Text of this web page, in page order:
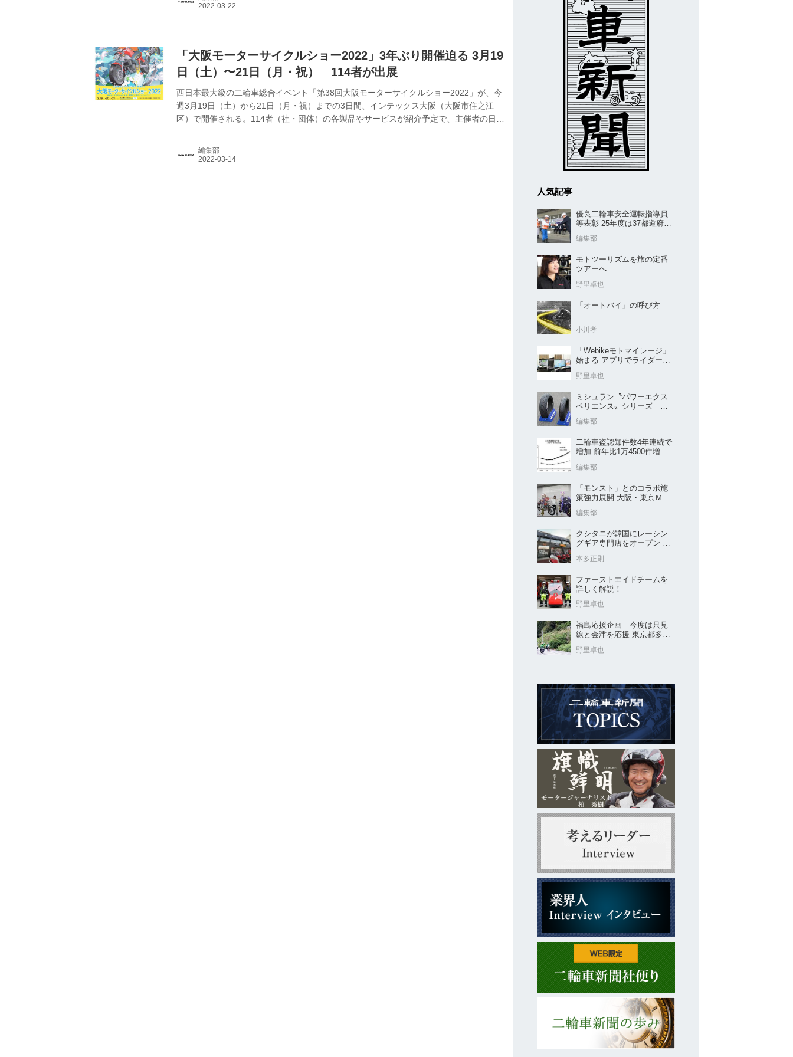
一日を堪能。翌週開催予定の東京モーターサイクルショーへの弾みとなる内容となっ
「大阪モーターサイクルショー2022」3年ぶり開催迫る 3月19
日（土）〜21日（月・祝） 114者が出展
西日本最大級の二輪車総合イベント「第38回大阪モーターサイクルショー2022」が、今
週3月19日（土）から21日（月・祝）までの3日間、インテックス大阪（大阪市住之江
区）で開催される。114者（社・団体）の各製品やサービスが紹介予定で、主催者の日本
編集部
人気記事
優良二輪車安全運転指導員
等表彰 25年度は37都道府県
編集部
モトツーリズムを旅の定番
ツアーへ
野里卓也
「オートバイ」の呼び方
小川孝
「Webikeモトマイレージ」
始まる アプリでライダーと
野里卓也
ミシュラン〝パワーエクス
ペリエンス〟シリーズ
売
編集部
二輪車盗認知件数4年連続で
増加 前年比1万4500件増／
編集部
「モンスト」とのコラボ施
策強力展開 大阪・東京ＭＣ
編集部
クシタニが韓国にレーシン
グギア専門店をオープン 今
に展開
本多正則
ファーストエイドチームを
詳しく解説！
野里卓也
福島応援企画 今度は只見
線と会津を応援 東京都多摩
野里卓也